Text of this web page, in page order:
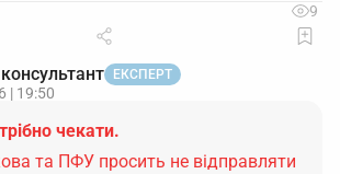
9
ЕКСПЕРТ
| 19:50
чекати.
та ПФУ просить не відправляти